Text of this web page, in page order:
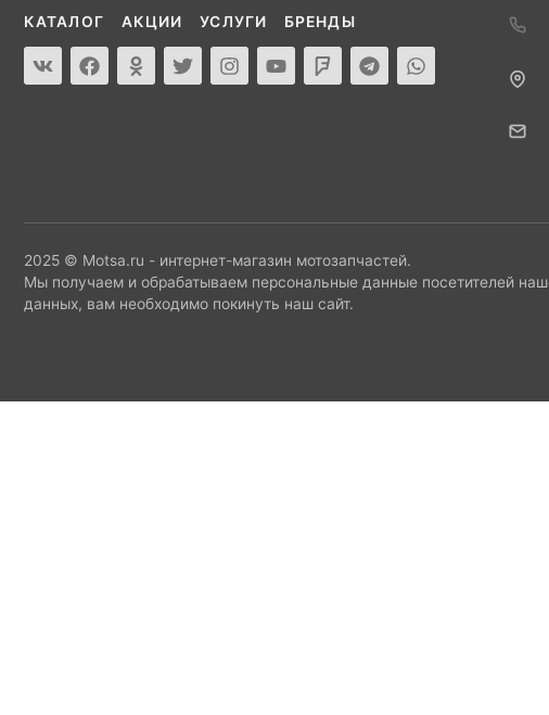
КАТАЛОГ АКЦИИ УСЛУГИ БРЕНДЫ
2025 © Motsa.ru - интернет-магазин мотозапчастей.
Мы получаем и обрабатываем персональные данные посетителей
данных, вам необходимо покинуть наш сайт.